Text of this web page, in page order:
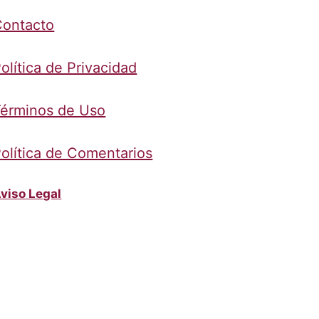
de Privacidad
de Uso
de Comentarios
Legal